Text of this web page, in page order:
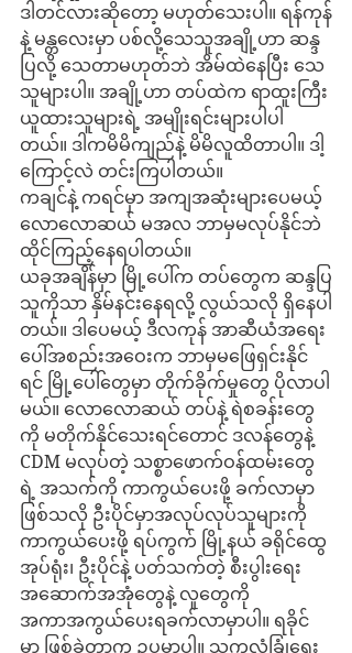
ဒါတင်လားဆိုတော့ မဟုတ်သေးပါ။ ရန်ကုန်
နဲ့ မန္တလေးမှာ ပစ်လို့သေသူအချို့ဟာ ဆန္ဒ
ပြလို့ သေတာမဟုတ်ဘဲ အိမ်ထဲနေပြီး သေ
သူများပါ။ အချို့ဟာ တပ်ထဲက ရာထူးကြီး
ယူထားသူများရဲ့ အမျိုးရင်းများပါပါ
တယ်။ ဒါကမိမိကျည်နဲ့ မိမိလူထိတာပါ။ ဒါ့
ကြောင့်လဲ တင်းကြပါတယ်။
ကချင်နဲ့ ကရင်မှာ အကျအဆုံးများပေမယ့်
လောလောဆယ် မအလ ဘာမှမလုပ်နိုင်ဘဲ
ထိုင်ကြည့်နေရပါတယ်။
ယခုအချိန်မှာ မြို့ပေါ်က တပ်တွေက ဆန္ဒပြ
သူကိုသာ နှိမ်နင်းနေရလို့ လွယ်သလို ရှိနေပါ
တယ်။ ဒါပေမယ့် ဒီလကုန် အာဆီယံအရေး
ပေါ်အစည်းအဝေးက ဘာမှမဖြေရှင်းနိုင်
ရင် မြို့ပေါ်တွေမှာ တိုက်ခိုက်မှုတွေ ပိုလာပါ
မယ်။ လောလောဆယ် တပ်နဲ့ ရဲစခန်းတွေ
ကို မတိုက်နိုင်သေးရင်တောင် ဒလန်တွေနဲ့
CDM မလုပ်တဲ့ သစ္စာဖောက်ဝန်ထမ်းတွေ
ရဲ့ အသက်ကို ကာကွယ်ပေးဖို့ ခက်လာမှာ
ဖြစ်သလို ဦးပိုင်မှာအလုပ်လုပ်သူများကို
ကာကွယ်ပေးဖို့ ရပ်ကွက် မြို့နယ် ခရိုင်ထွေ
အုပ်ရုံး၊ ဦးပိုင်နဲ့ ပတ်သက်တဲ့ စီးပွါးရေး
အဆောက်အအုံတွေနဲ့ လူတွေကို
အကာအကွယ်ပေးရခက်လာမှာပါ။ ရခိုင်
မှာ ဖြစ်ခဲ့တာက ဥပမာပါ။ သူကလုံခြုံရေး